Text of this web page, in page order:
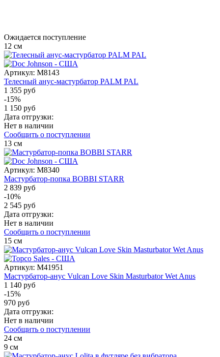
Ожидается поступление
12 см
Артикул: M8143
Телесный анус-мастурбатор PALM PAL
1 355 руб
-15%
1 150 руб
Дата отгрузки:
Нет в наличии
Сообщить о поступлении
13 см
Артикул: M8340
Мастурбатор-попка BOBBI STARR
2 839 руб
-10%
2 545 руб
Дата отгрузки:
Нет в наличии
Сообщить о поступлении
15 см
Артикул: M41951
Мастурбатор-анус Vulcan Love Skin Masturbator Wet Anus
1 140 руб
-15%
970 руб
Дата отгрузки:
Нет в наличии
Сообщить о поступлении
24 см
9 см